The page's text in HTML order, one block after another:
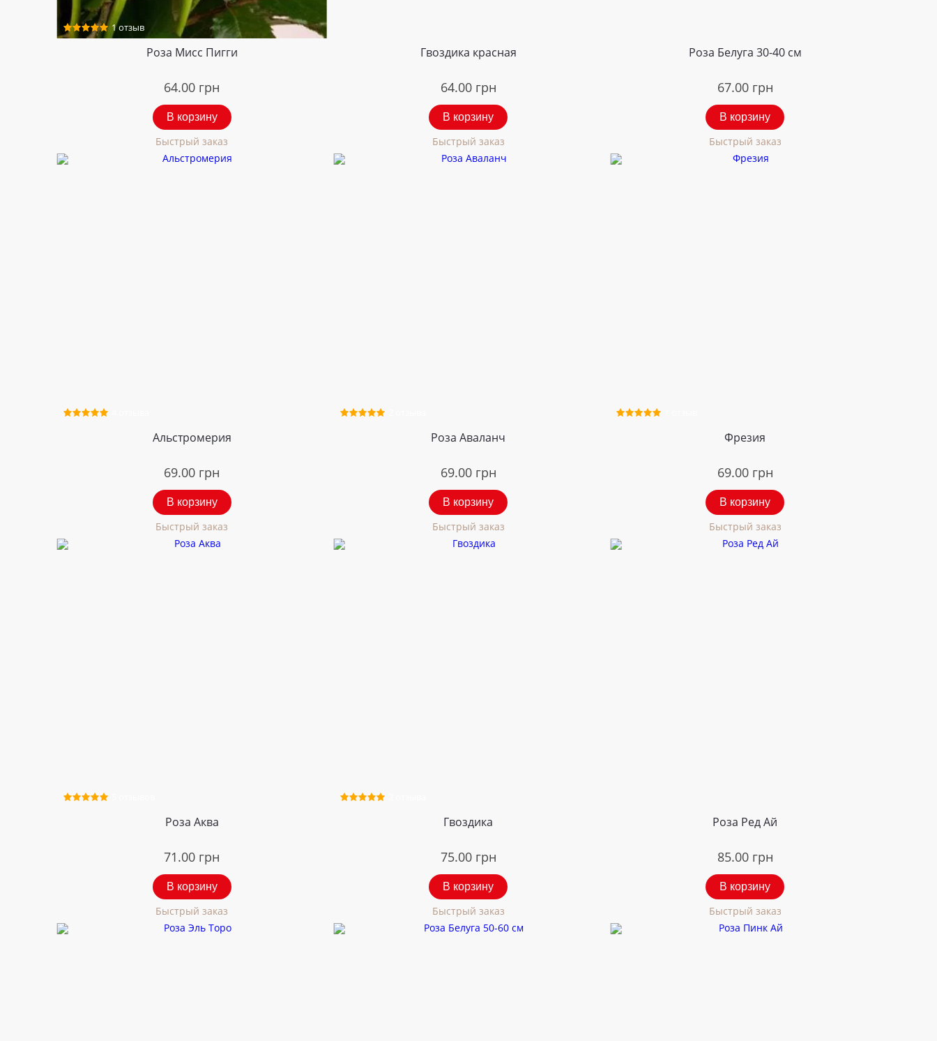
1 отзыв
Роза Мисc Пигги
64.00 грн
В корзину
Быстрый заказ
Гвоздика красная
64.00 грн
В корзину
Быстрый заказ
Роза Белуга 30-40 см
67.00 грн
В корзину
Быстрый заказ
Альстромерия
69.00 грн
В корзину
Быстрый заказ
Роза Аваланч
69.00 грн
В корзину
Быстрый заказ
Фрезия
69.00 грн
В корзину
Быстрый заказ
Роза Аква
71.00 грн
В корзину
Быстрый заказ
Гвоздика
75.00 грн
В корзину
Быстрый заказ
Роза Ред Ай
85.00 грн
В корзину
Быстрый заказ